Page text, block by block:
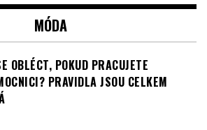
MÓDA
OBLÉCT, POKUD PRACUJETE
PRAVIDLA JSOU CELKEM